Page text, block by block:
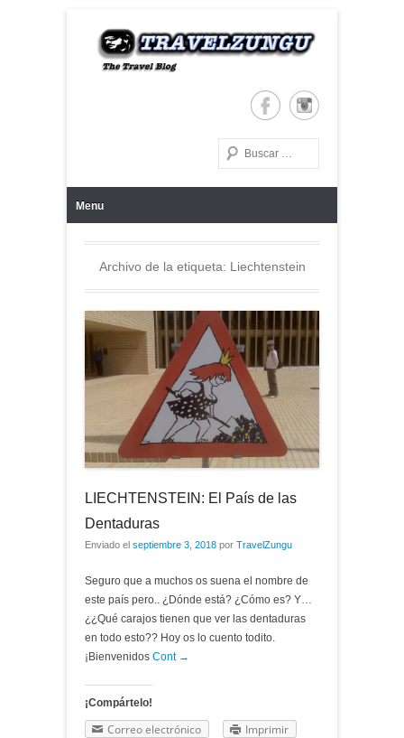
Buscar
Menu
Archivo de la etiqueta: Liechtenstein
LIECHTENSTEIN: El País de las
Dentaduras
Enviado el septiembre 3, 2018 por TravelZungu
Seguro que a muchos os suena el nombre de
este país pero.. ¿Dónde está? ¿Cómo es? Y…
¿¿Qué carajos tienen que ver las dentaduras
en todo esto?? Hoy os lo cuento todito.
¡Bienvenidos Cont →
¡Compártelo!
Correo electrónico Imprimir